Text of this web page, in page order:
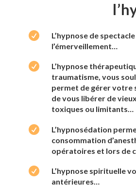

L’hypnose de
l’émerveillement…

L’hypnose
traumatisme, vous
permet de gérer votre
de vous libérer de
toxiques ou limitants…

L’hypnosédation
consommation
opératoires et lors de

L’hypnose spirituelle
antérieures…